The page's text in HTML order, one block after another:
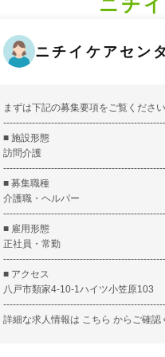
ニチ
ニチイケアセン
まずは下記の募集要項をご覧くださ
---------------------------------------------------
■ 施設形態
訪問介護
---------------------------------------------------
■ 募集職種
介護職・ヘルパー
---------------------------------------------------
■ 雇用形態
正社員・常勤
---------------------------------------------------
■ アクセス
八戸市類家4-10-1ハイツ小笠原103
---------------------------------------------------
詳細な求人情報は こちら からご確認